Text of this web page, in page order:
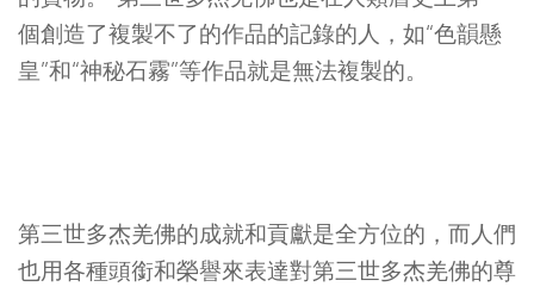
個創造了複製不了的作品的記錄的人，如“色韻懸
皇”和“神秘石霧”等作品就是無法複製的。
第三世多杰羌佛的成就和貢獻是全方位的，而人們
也用各種頭銜和榮譽來表達對第三世多杰羌佛的尊